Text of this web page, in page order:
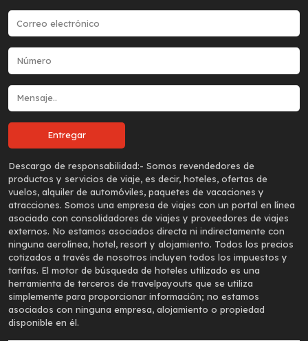
Descargo de responsabilidad:- Somos revendedores de
productos y servicios de viaje, es decir, hoteles, ofertas de
vuelos, alquiler de automóviles, paquetes de vacaciones y
atracciones. Somos una empresa de viajes con un portal en línea
asociado con consolidadores de viajes y proveedores de viajes
externos. No estamos asociados directa ni indirectamente con
ninguna aerolínea, hotel, resort y alojamiento. Todos los precios
cotizados a través de nosotros incluyen todos los impuestos y
tarifas. El motor de búsqueda de hoteles utilizado es una
herramienta de terceros de travelpayouts que se utiliza
simplemente para proporcionar información; no estamos
asociados con ninguna empresa, alojamiento o propiedad
disponible en él.